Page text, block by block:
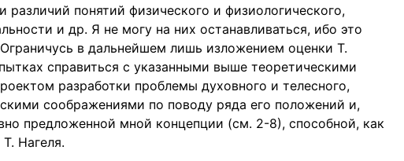
различий понятий физического и физиологического,
и др. Я не могу на них останавливаться, ибо это
в дальнейшем лишь изложением оценки Т.
справиться с указанными выше теоретическими
разработки проблемы духовного и телесного,
соображениями по поводу ряда его положений и,
предложенной мной концепции (см. 2-8), способной, как
Нагеля.